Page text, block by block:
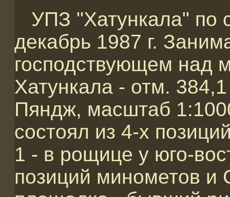
УПЗ "Хатункала" по
декабрь 1987 г.
господствующем над
Хатункала - отм.
Пяндж, масштаб
состоял из 4-х
1 - в рощице у юго-
позиций минометов и